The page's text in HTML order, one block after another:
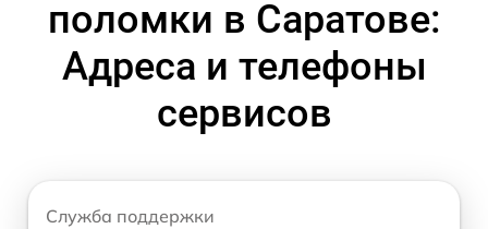
поломки в Саратове:
Адреса и телефоны
сервисов
Служба поддержки